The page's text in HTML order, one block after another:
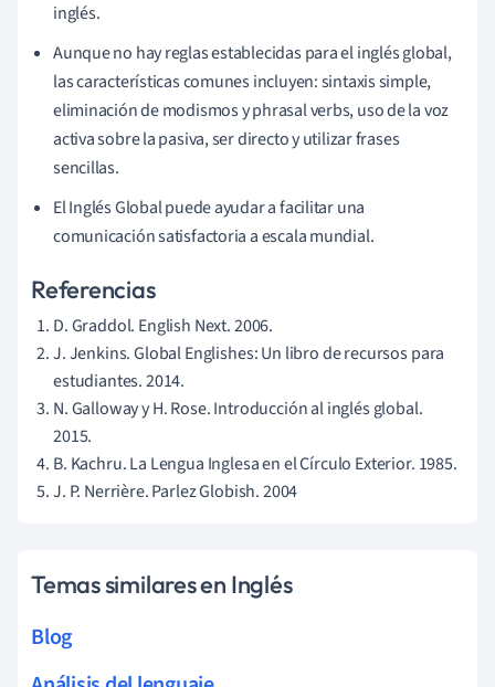
inglés.
Aunque no hay reglas establecidas para el inglés global,
las características comunes incluyen: sintaxis simple,
eliminación de modismos y phrasal verbs, uso de la voz
activa sobre la pasiva, ser directo y utilizar frases
sencillas.
El Inglés Global puede ayudar a facilitar una
comunicación satisfactoria a escala mundial.
Referencias
D. Graddol. English Next. 2006.
J. Jenkins. Global Englishes: Un libro de recursos para
estudiantes. 2014.
N. Galloway y H. Rose. Introducción al inglés global.
2015.
B. Kachru. La Lengua Inglesa en el Círculo Exterior. 1985.
J. P. Nerrière. Parlez Globish. 2004
Temas similares en Inglés
Blog